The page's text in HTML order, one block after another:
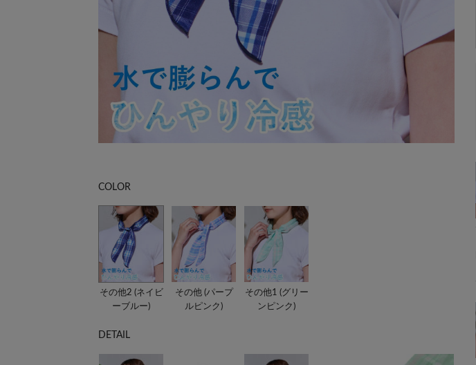
COLOR
その他2 (ネイビ
ーブルー)
その他 (パープ
ルピンク)
その他1 (グリー
ンピンク)
DETAIL